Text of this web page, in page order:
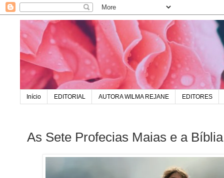
Início EDITORIAL AUTORA WILMA REJANE EDITORES
As Sete Profecias Maias e a Bíblia